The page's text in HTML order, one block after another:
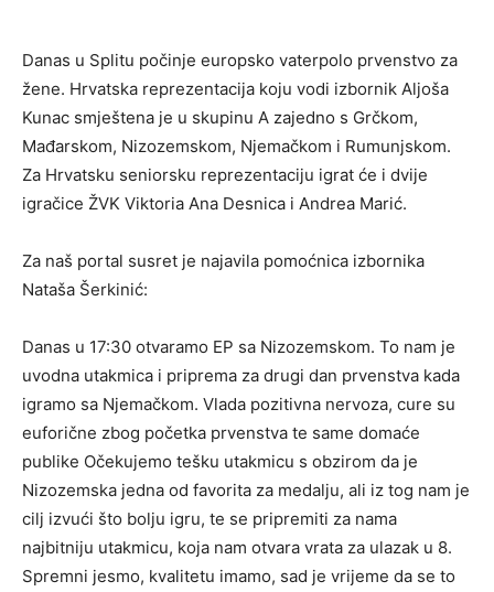
Danas u Splitu počinje europsko vaterpolo prvenstvo za
žene. Hrvatska reprezentacija koju vodi izbornik Aljoša
Kunac smještena je u skupinu A zajedno s Grčkom,
Mađarskom, Nizozemskom, Njemačkom i Rumunjskom.
Za Hrvatsku seniorsku reprezentaciju igrat će i dvije
igračice ŽVK Viktoria Ana Desnica i Andrea Marić.
Za naš portal susret je najavila pomoćnica izbornika
Nataša Šerkinić:
Danas u 17:30 otvaramo EP sa Nizozemskom. To nam je
uvodna utakmica i priprema za drugi dan prvenstva kada
igramo sa Njemačkom. Vlada pozitivna nervoza, cure su
euforične zbog početka prvenstva te same domaće
publike Očekujemo tešku utakmicu s obzirom da je
Nizozemska jedna od favorita za medalju, ali iz tog nam je
cilj izvući što bolju igru, te se pripremiti za nama
najbitniju utakmicu, koja nam otvara vrata za ulazak u 8.
Spremni jesmo, kvalitetu imamo, sad je vrijeme da se to